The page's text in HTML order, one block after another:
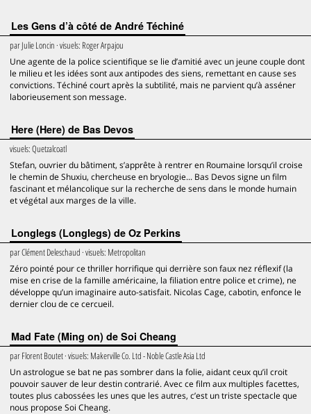
Les Gens d’à côté de André Téchiné
parJulie Loncin · visuels: Roger Arpajou
Une agente de la police scientifique se lie d’amitié avec un jeune couple dont
le milieu et les idées sont aux antipodes des siens, remettant en cause ses
convictions. Téchiné court après la subtilité, mais ne parvient qu’à asséner
laborieusement son message.
Here (Here) de Bas Devos
visuels:Quetzalcoatl
Stefan, ouvrier du bâtiment, s’apprête à rentrer en Roumaine lorsqu’il croise
le chemin de Shuxiu, chercheuse en bryologie... Bas Devos signe un film
fascinant et mélancolique sur la recherche de sens dans le monde humain
et végétal aux marges de la ville.
Longlegs (Longlegs) de Oz Perkins
parClément Deleschaud · visuels: Metropolitan
Zéro pointé pour ce thriller horrifique qui derrière son faux nez réflexif (la
mise en crise de la famille américaine, la filiation entre police et crime), ne
développe qu’un imaginaire auto-satisfait. Nicolas Cage, cabotin, enfonce le
dernier clou de ce cercueil.
Mad Fate (Ming on) de Soi Cheang
parFlorent Boutet· visuels: Makerville Co. Ltd - Noble Castle Asia Ltd
Un astrologue se bat ne pas sombrer dans la folie, aidant ceux qu’il croit
pouvoir sauver de leur destin contrarié. Avec ce film aux multiples facettes,
toutes plus cabossées les unes que les autres, c’est un triste spectacle que
nous propose Soi Cheang.